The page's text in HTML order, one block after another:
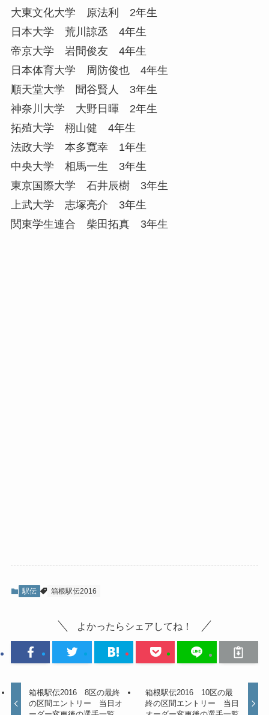
大東文化大学 原法利 2年生
日本大学 荒川諒丞 4年生
帝京大学 岩間俊友 4年生
日本体育大学 周防俊也 4年生
順天堂大学 聞谷賢人 3年生
神奈川大学 大野日暉 2年生
拓殖大学 栩山健 4年生
法政大学 本多寛幸 1年生
中央大学 相馬一生 3年生
東京国際大学 石井辰樹 3年生
上武大学 志塚亮介 3年生
関東学生連合 柴田拓真 3年生
駅伝 箱根駅伝2016
よかったらシェアしてね！
箱根駅伝2016 8区の最終
の区間エントリー 当日オ
箱根駅伝2016 10区の最
終の区間エントリー 当日